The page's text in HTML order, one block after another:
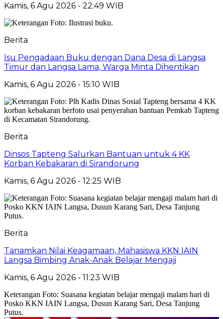
Kamis, 6 Agu 2026 - 22:49 WIB
Berita
Isu Pengadaan Buku dengan Dana Desa di Langsa
Timur dan Langsa Lama, Warga Minta Dihentikan
Kamis, 6 Agu 2026 - 15:10 WIB
Berita
Dinsos Tapteng Salurkan Bantuan untuk 4 KK
Korban Kebakaran di Sirandorung
Kamis, 6 Agu 2026 - 12:25 WIB
Berita
Tanamkan Nilai Keagamaan, Mahasiswa KKN IAIN
Langsa Bimbing Anak-Anak Belajar Mengaji
Kamis, 6 Agu 2026 - 11:23 WIB
Keterangan Foto: Suasana kegiatan belajar mengaji malam hari di
Posko KKN IAIN Langsa, Dusun Karang Sari, Desa Tanjung
Putus.